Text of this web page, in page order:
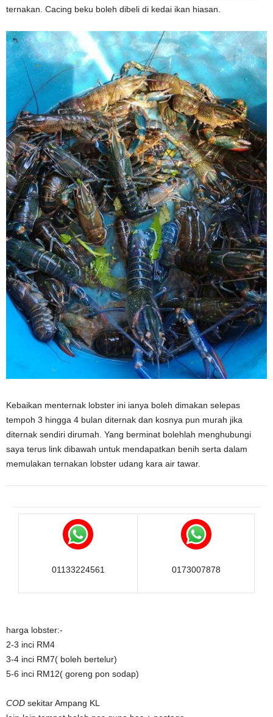
ternakan. Cacing beku boleh dibeli di kedai ikan hiasan.
Kebaikan menternak lobster ini ianya boleh dimakan selepas
tempoh 3 hingga 4 bulan diternak dan kosnya pun murah jika
diternak sendiri dirumah. Yang berminat bolehlah menghubungi
saya terus link dibawah untuk mendapatkan benih serta dalam
memulakan ternakan lobster udang kara air tawar.
01133224561 0173007878
harga lobster:-
2-3 inci RM4
3-4 inci RM7( boleh bertelur)
5-6 inci RM12( goreng pon sodap)
COD sekitar Ampang KL